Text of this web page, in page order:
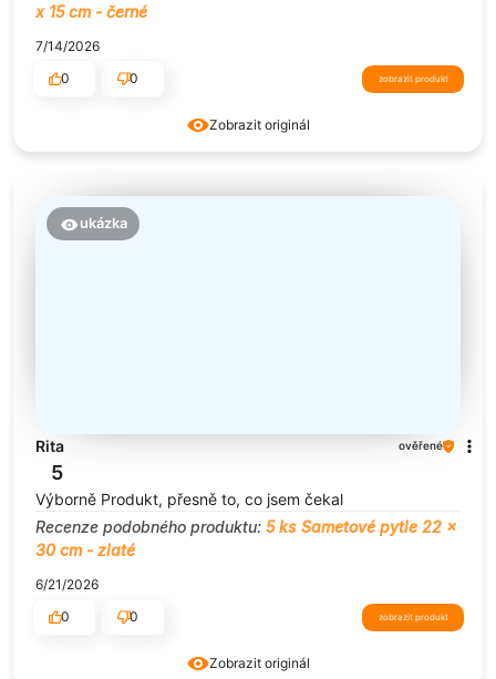
Zobrazit originál
x 15 cm - černé
7/14/2026
0
0 zobrazit produkt
Zobrazit originál
ukázka
Rita ověřené
5
Výborně Produkt, přesně to, co jsem čekal
Recenze podobného produktu: 5 ks Sametové pytle 22 x
30 cm - zlaté
6/21/2026
0
0 zobrazit produkt